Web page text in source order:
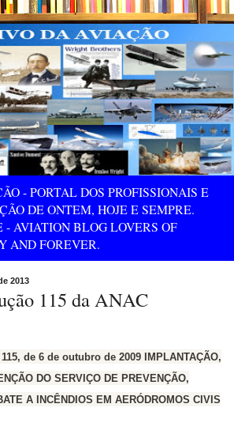
- PORTAL DOS PROFISSIONAIS E
DE ONTEM, HOJE E SEMPRE.
- AVIATION BLOG LOVERS OF
AND FOREVER.
2013
115 da ANAC
de 6 de outubro de 2009 IMPLANTAÇÃO,
DO SERVIÇO DE PREVENÇÃO,
A INCÊNDIOS EM AERÓDROMOS CIVIS